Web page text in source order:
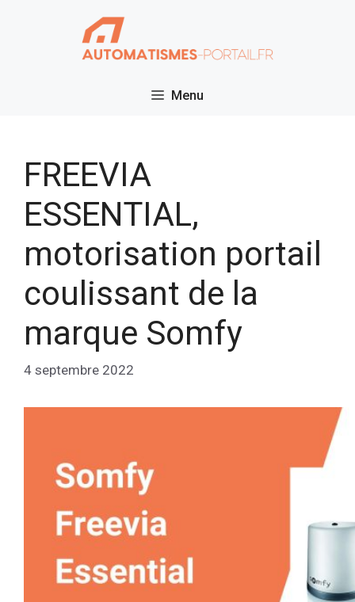
Menu
FREEVIA
ESSENTIAL,
motorisation portail
coulissant de la
marque Somfy
4 septembre 2022